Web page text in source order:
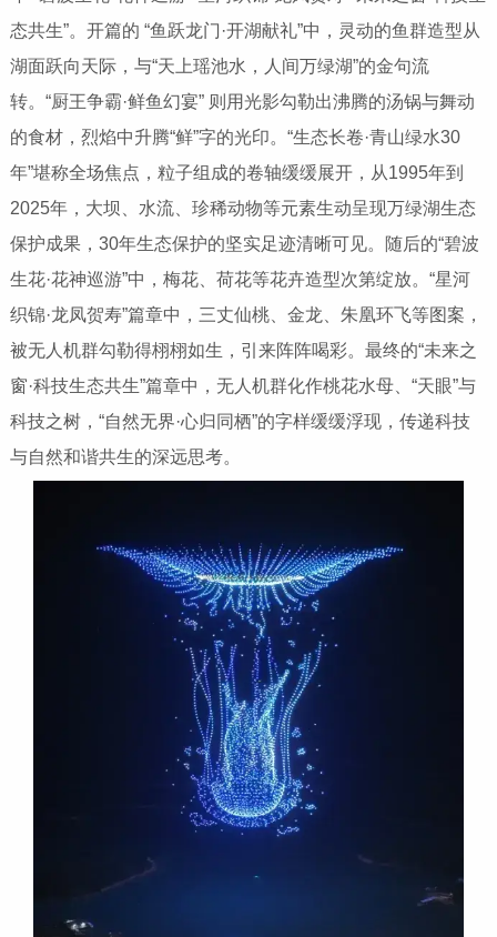
态共生”。开篇的 “鱼跃龙门·开湖献礼”中，灵动的鱼群造型从
湖面跃向天际，与“天上瑶池水，人间万绿湖”的金句流
转。“厨王争霸·鲜鱼幻宴” 则用光影勾勒出沸腾的汤锅与舞动
的食材，烈焰中升腾“鲜”字的光印。“生态长卷·青山绿水30
年”堪称全场焦点，粒子组成的卷轴缓缓展开，从1995年到
2025年，大坝、水流、珍稀动物等元素生动呈现万绿湖生态
保护成果，30年生态保护的坚实足迹清晰可见。随后的“碧波
生花·花神巡游”中，梅花、荷花等花卉造型次第绽放。“星河
织锦·龙凤贺寿”篇章中，三丈仙桃、金龙、朱凰环飞等图案，
被无人机群勾勒得栩栩如生，引来阵阵喝彩。最终的“未来之
窗·科技生态共生”篇章中，无人机群化作桃花水母、“天眼”与
科技之树，“自然无界·心归同栖”的字样缓缓浮现，传递科技
与自然和谐共生的深远思考。